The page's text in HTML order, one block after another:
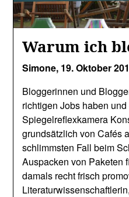
Warum ich
Simone, 19. Oktober
Bloggerinnen und
richtigen Jobs haben
Spiegelreflexkamera
grundsätzlich von Cafés
schlimmsten Fall beim
Auspacken von Paketen
damals recht frisch